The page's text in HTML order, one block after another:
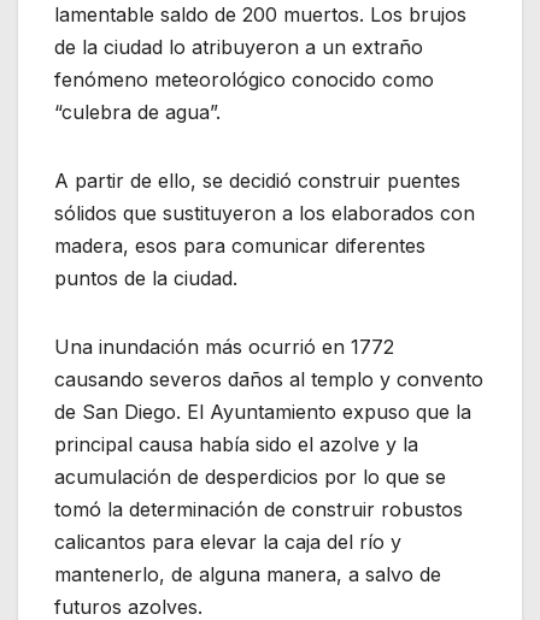
lamentable saldo de 200 muertos. Los brujos
de la ciudad lo atribuyeron a un extraño
fenómeno meteorológico conocido como
“culebra de agua”.
A partir de ello, se decidió construir puentes
sólidos que sustituyeron a los elaborados con
madera, esos para comunicar diferentes
puntos de la ciudad.
Una inundación más ocurrió en 1772
causando severos daños al templo y convento
de San Diego. El Ayuntamiento expuso que la
principal causa había sido el azolve y la
acumulación de desperdicios por lo que se
tomó la determinación de construir robustos
calicantos para elevar la caja del río y
mantenerlo, de alguna manera, a salvo de
futuros azolves.